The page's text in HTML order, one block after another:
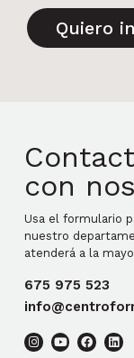
Quiero
con
Usa el formulario
nuestro
atenderá a la
675 975 523